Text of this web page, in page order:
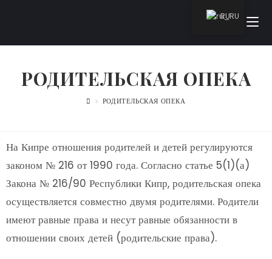
РОДИТЕЛЬСКАЯ ОПЕКА
> РОДИТЕЛЬСКАЯ ОПЕКА
На Кипре отношения родителей и детей регулируются
законом № 216 от 1990 года. Согласно статье 5(1)(а)
Закона № 216/90 Республики Кипр, родительская опека
осуществляется совместно двумя родителями. Родители
имеют равные права и несут равные обязанности в
отношении своих детей (родительские права).
RU